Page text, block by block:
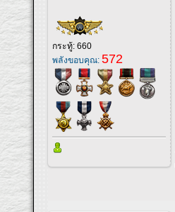
กระทู้: 660
พลังขอบคุณ:572